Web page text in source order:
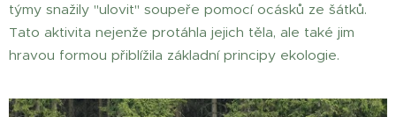
týmy snažily "ulovit" soupeře pomocí ocásků ze šátků.
Tato aktivita nejenže protáhla jejich těla, ale také jim
hravou formou přiblížila základní principy ekologie.